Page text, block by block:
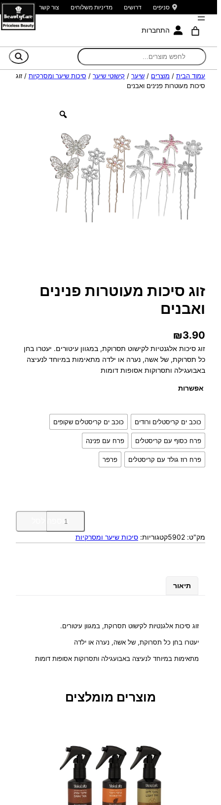
סניפים דרושים מדיניות משלוחים צור קשר
התחברות
עמוד הבית / מוצרים / שיער / קישוטי שיער / סיכות שיער ומסרקיות / זוג
סיכות מעוטרות פנינים ואבנים
זוג סיכות מעוטרות פנינים
ואבנים
₪3.90
זוג סיכות אלגנטיות לקישוט תסרוקת, במגוון עיטורים. יעטרו בחן
כל תסרוקת, של אשה, נערה או ילדה מתאימות במיוחד לנעיצה
באבועגילה ותסרוקות אסופות דומות
אפשרות
כוכב ים קריסטלים ורודים כוכב ים קריסטלים שקופים
פרח כסוף עם קריסטלים פרח עם פנינה
פרח רוז גולד עם קריסטלים פרפר
כ
ו
י
ו
ת
ו
ט
נ
י
נ
י
ם
הוספה לסל
מק"ט: 5902קטגוריות: סיכות שיער ומסרקיות
תיאור
זוג סיכות אלגנטיות לקישוט תסרוקת, במגוון עיטורים.
יעטרו בחן כל תסרוקת, של אשה, נערה או ילדה
מתאימות במיוחד לנעיצה באבועגילה ותסרוקות אסופות דומות
מוצרים מומלצים